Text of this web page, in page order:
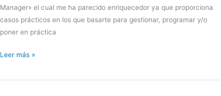
Manager» el cual me ha parecido enriquecedor ya que proporciona
casos prácticos en los que basarte para gestionar, programar y/o
poner en práctica
Curso
Manager
Leer más »